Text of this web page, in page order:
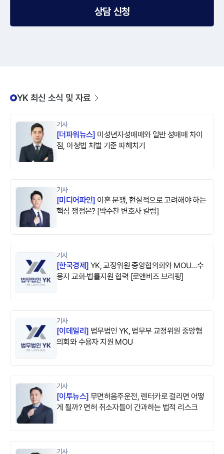
상담 신청
YK 최신 소식 및 자료
기사
[더파워뉴스] 미성년자성매매와 일반 성매매 차이
점, 아청법 처벌 기준 파헤치기
기사
[미디어파인] 이혼 분쟁, 현실적으로 고려해야 하는
핵심 쟁점은? [박수찬 변호사 칼럼]
기사
[한국경제]YK, 교정위원 중앙협의회와 MOU…수
용자 교화·법률지원 협력 [로앤비즈 브리핑]
기사
[이데일리] 법무법인 YK, 법무부 교정위원 중앙협
의회와 수용자 지원 MOU
기사
[이투뉴스]무면허음주운전, 렌터카로 걸리면 어떻
게 될까? 면허 취소자들이 간과하는 법적 리스크
기사